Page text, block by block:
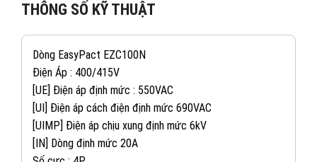
THÔNG SỐ KỸ THUẬT
Dòng EasyPact EZC100N
Điện Áp : 400/415V
[UE] Điện áp định mức : 550VAC
[UI] Điện áp cách điện định mức 690VAC
[UIMP] Điện áp chịu xung định mức 6kV
[IN] Dòng định mức 20A